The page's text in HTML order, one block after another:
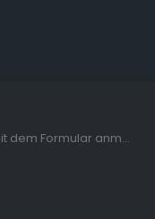
Als Tierärztin/Tierarzt jetzt hier online mit dem Formular anmelden.